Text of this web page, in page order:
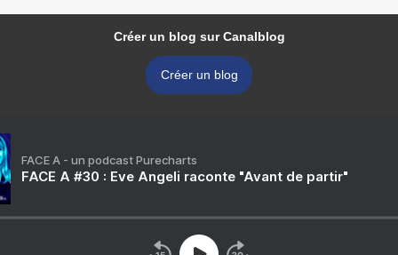
Créer un blog sur Canalblog
Créer un blog
FACE A - un podcast Purecharts
FACE A #30 : Eve Angeli raconte "Avant de partir"